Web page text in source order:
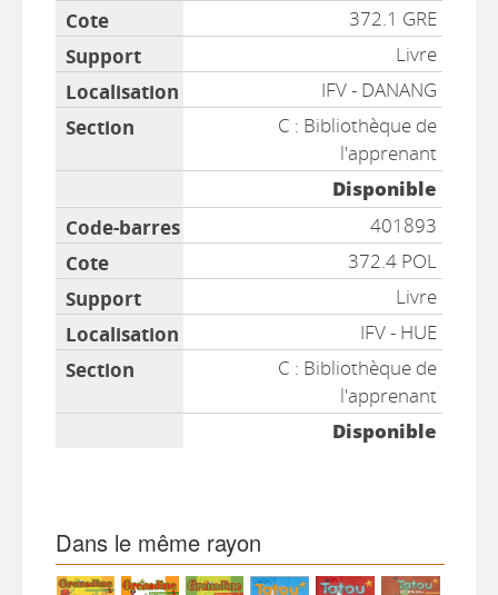
372.1 GRE
Livre
IFV - DANANG
C : Bibliothèque de
l'apprenant
Disponible
401893
372.4 POL
Livre
IFV - HUE
C : Bibliothèque de
l'apprenant
Disponible
Dans le même rayon